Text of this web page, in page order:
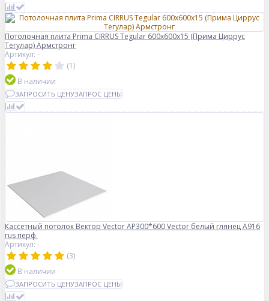
Потолочная плита Prima CIRRUS Tegular 600x600x15 (Прима Циррус
Тегулар) Армстронг
Артикул: -
(1)
В наличии
ЗАПРОСИТЬ ЦЕНУЗАПРОС ЦЕНЫ
Кассетный потолок Вектор Vector AP300*600 Vector белый глянец А916
rus перф.
Артикул: -
(3)
В наличии
ЗАПРОСИТЬ ЦЕНУЗАПРОС ЦЕНЫ